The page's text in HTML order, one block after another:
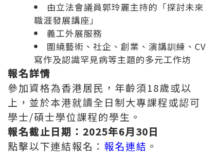
由立法會議員郭玲麗主持的「探討未來
職涯發展講座」
義工外展服務
圍繞藝術、社企、創業、演講訓練、CV
寫作及認識罕見病等主題的多元工作坊
報名詳情
參加資格為香港居民，年齡須18歲或以
上，並於本港就讀全日制大專課程或認可
學士/碩士學位課程的學生。
報名截止日期：2025年6月30日
點擊以下連結報名： 報名連結 。